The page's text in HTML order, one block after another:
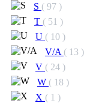
S ( 97 )
T ( 51 )
U ( 10 )
V/A ( 13 )
V ( 24 )
W ( 18 )
X ( 1 )